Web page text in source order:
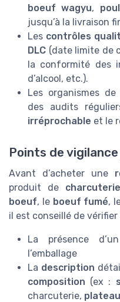
boeuf wagyu,
jusqu’à la livraison
Les contrôles
DLC (date limite de
la conformité des
d’alcool, etc.).
Les organismes
des audits
irréprochable et le
Points de
Avant d’acheter une
produit de
boeuf, le boeuf fumé,
il est conseillé de vérifier
La présence
l’emballage
La description
composition (ex :
charcuterie, plateau